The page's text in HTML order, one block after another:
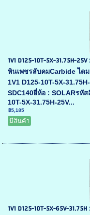
1V1 D125-10T-5X-31.75H-25V
หินเพชรลับคมCarbide ได
1V1 D125-10T-5X-
SDC140ยี่ห้อ : SOLARรหั
10T-5X-31.75H-25V...
฿5,185
มีสินค้า
1V1 D125-10T-5X-65V-31.75H